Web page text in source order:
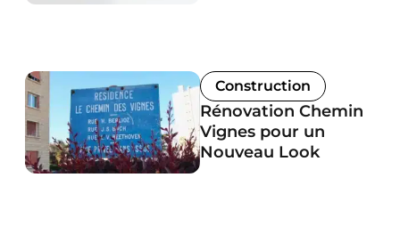
Construction
Rénovation Chemin
Vignes pour un
Nouveau Look